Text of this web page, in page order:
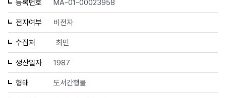
등록번호 MA-01-00023958
전자여부 비전자
수집처 최민
생산일자 1987
형태 도서간행물